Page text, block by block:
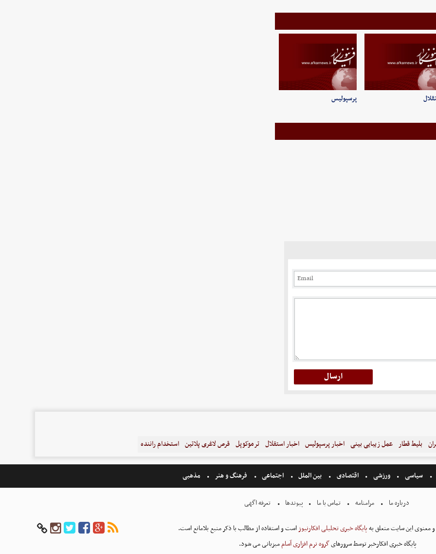
پرسپولیس
بلیط قطار عمل زیبایی بینی اخبار پرسپولیس اخبار استقلال ترموکوپل قرص لاغری پلاتین استخدام راننده
سیاسی ورزشی اقتصادی بین الملل اجتماعی فرهنگ و هنر مذهبی
درباره ما مرامنامه تماس با ما پیوندها تعرفه اگهی
معنوی این سایت متعلق بهپایگاه خبری تحلیلی افکارنیوزاست و استفاده از مطالب با ذکر منبع بلامانع است.
پایگاه خبری افکارخبر توسط سرورهایگروه نرم افزاری آساممیزبانی می شود.